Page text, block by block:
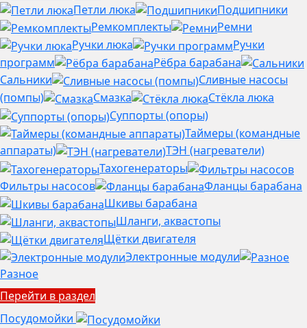
Петли люка
Подшипники
Ремкомплекты
Ремни
Ручки люка
Ручки
программ
Рёбра барабана
Сальники
Сливные насосы
(помпы)
Смазка
Стёкла люка
Суппорты (опоры)
Таймеры (командные
аппараты)
ТЭН (нагреватели)
Тахогенераторы
Фильтры насосов
Фланцы барабана
Шкивы барабана
Шланги, аквастопы
Щётки двигателя
Электронные модули
Разное
Перейти в раздел
Посудомойки